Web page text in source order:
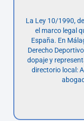
La Ley 10/1990,
el marco legal
España. En
Derecho
dopaje y
directorio local: